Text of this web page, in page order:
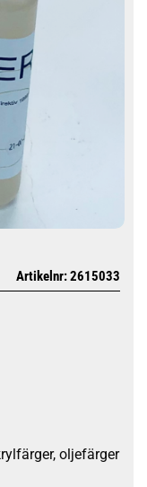
Artikelnr: 2615033
oljefärger